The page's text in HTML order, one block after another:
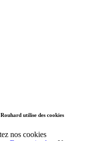
utilise des cookies
nos cookies